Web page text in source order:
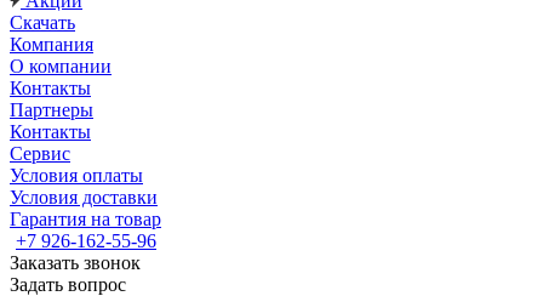
Скачать
Компания
О компании
Контакты
Партнеры
Контакты
Сервис
Условия оплаты
Условия доставки
Гарантия на товар
+7 926-162-55-96
Заказать звонок
Задать вопрос